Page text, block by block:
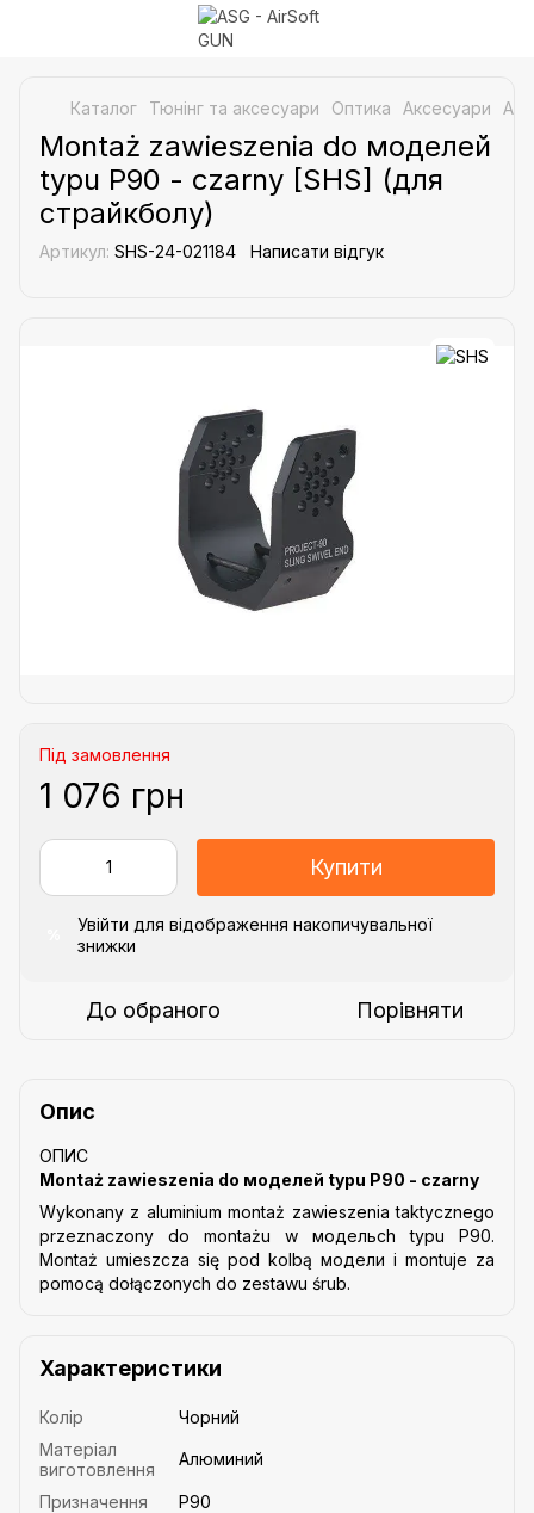
Каталог Тюнінг та аксесуари Оптика Аксесуари
Montaż zawieszenia do моделей
typu P90 - czarny [SHS] (для
страйкболу)
Артикул: SHS-24-021184 Написати відгук
Під замовлення
1 076 грн
Купити
Увійти для відображення накопичувальної
знижки
До обраного Порівняти
Опис
ОПИС
Montaż zawieszenia do моделей typu P90 - czarny
Wykonany z aluminium montaż zawieszenia taktycznego
przeznaczony do montażu w модельch typu P90.
Montaż umieszcza się pod kolbą модели i montuje za
pomocą dołączonych do zestawu śrub.
Характеристики
Колір
Чорний
Матеріал
виготовлення
Алюминий
Призначення P90